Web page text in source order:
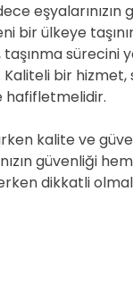
bir ülkeye
taşınma
bir hizmet,
hafifletmelidir.
kalite ve
güvenliği
dikkatli